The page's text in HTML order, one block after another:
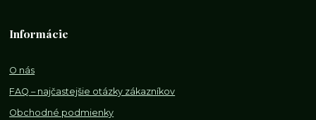
Informácie
O nás
FAQ – najčastejšie otázky zákazníkov
Obchodné podmienky